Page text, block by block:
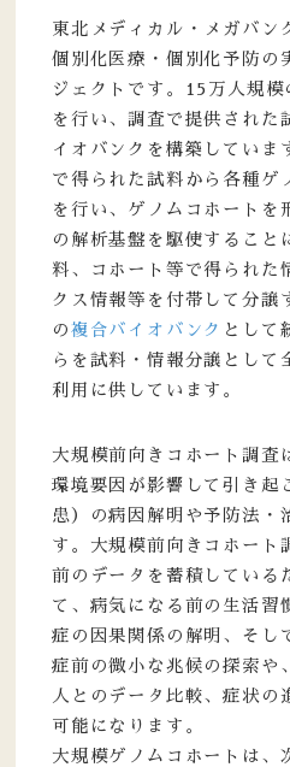
東北メディカル・メガバ
個別化医療・個別化予防の
ジェクトです。15万人規
を行い、調査で提供された
イオバンクを構築していま
で得られた試料から各種ゲ
を行い、ゲノムコホートを
の解析基盤を駆使すること
料、コホート等で得られた
クス情報等を付帯して分譲
の 複合バイオバンク として
らを試料・情報分譲として
利用に供しています。
大規模前向きコホート調査
環境要因が影響して引き起
患）の病因解明や予防法・
す。大規模前向きコホート
前のデータを蓄積している
て、病気になる前の生活習
症の因果関係の解明、そし
症前の微小な兆候の探索や
人とのデータ比較、症状の
可能になります。
大規模ゲノムコホートは、